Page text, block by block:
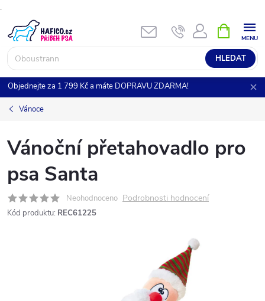
.
na
obsah
HLEDAT
NÁKUPNÍ
KOŠÍK
Objednejte za 1 799 Kč a máte DOPRAVU ZDARMA!
Vánoce
Vánoční přetahovadlo pro
psa Santa
Neohodnoceno Podrobnosti hodnocení
Kód produktu: REC61225